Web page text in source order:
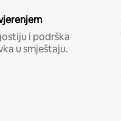
i podrška
u smještaju.